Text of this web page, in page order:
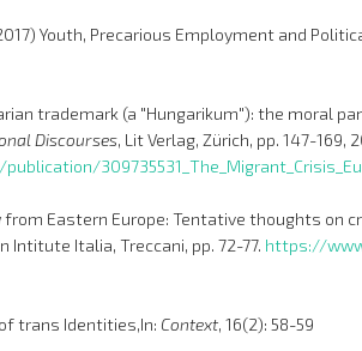
Youth, Precarious Employment and
trademark (a "Hungarikum"): the moral
Discourses, Lit Verlag, Zürich, pp. 147-169,
from Eastern Europe: Tentative thoughts on
Intitute Italia, Treccani, pp. 72-77. https://
trans Identities,In: Context, 16(2): 58-59